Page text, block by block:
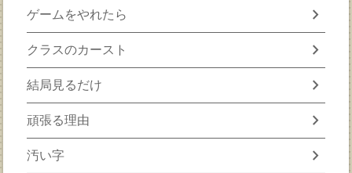
ゲームをやれたら chevron_right
クラスのカースト chevron_right
結局見るだけ chevron_right
頑張る理由 chevron_right
汚い字 chevron_right